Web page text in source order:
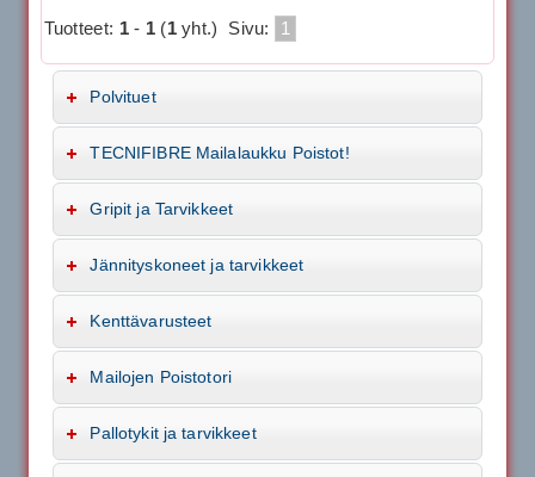
Tuotteet: 1- 1 (1yht.) Sivu: 1
Polvituet
TECNIFIBRE Mailalaukku Poistot!
Gripit ja Tarvikkeet
Jännityskoneet ja tarvikkeet
Kenttävarusteet
Mailojen Poistotori
Pallotykit ja tarvikkeet